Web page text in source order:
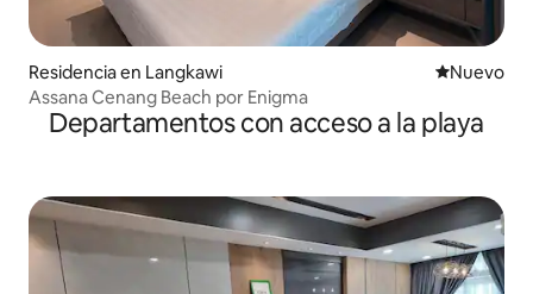
Residencia en Langkawi Nuevo
Nuevo
Assana Cenang Beach por Enigma
Departamentos con acceso a la playa